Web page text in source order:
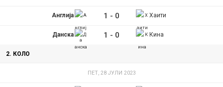
Англија 1 - 0 Хаити
Данска 1 - 0 Кина
2. КОЛО
ПЕТ, 28 ЈУЛИ 2023